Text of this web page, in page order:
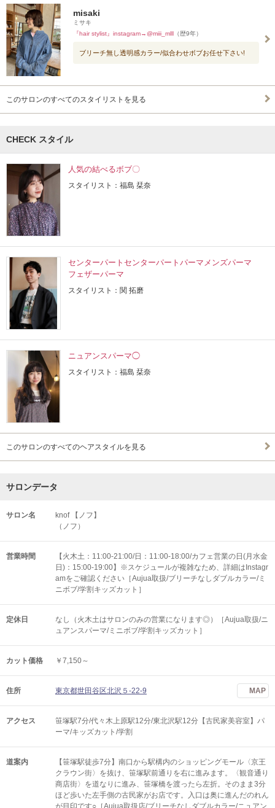
misaki
ミサキ
『hair stylist』instagram→@miii_mlll
（歴9年）
ブリーチ無し透明感カラー/似合わせボブお任せ下さい!
このサロンのすべてのスタイリストを見る
CHECK スタイル
人気の結べるボブ〇
スタイリスト：福島 栞奈
センターパートセンターパートパーマメンズパーマ
フェザーパーマ
スタイリスト：関 拓磨
ニュアンスパーマ◯
スタイリスト：福島 栞奈
このサロンのすべてのヘアスタイルを見る
サロンデータ
サロン名
knof 【ノフ】
（ノフ）
営業時間
【火木土：11:00-21:00/日：11:00-18:00/カフェ営業の日(月水金
日)：15:00-19:00】※スケジュールが複雑なため、詳細はInstagr
amをご確認ください［Aujua取扱/ブリーチなしダブルカラー/ミ
ニボブ/学割キッズカット］
定休日
なし（火木土はサロンのみの営業になります◎）［Aujua取扱/ニ
ュアンスパーマ/ミニボブ/学割キッズカット］
カット価格 ￥7,150～
住所 東京都世田谷区北沢５-22-9 MAP
アクセス
笹塚駅7分/代々木上原駅12分/東北沢駅12分【古民家美容室】パ
ーマ/キッズカット/学割
道案内
【笹塚駅徒歩7分】南口から駅構内のショッピングモール〈京王
クラウン街〉を抜け、笹塚駅前通りを右に進みます。〈観音通り
商店街〉を道なりに進み、笹塚橋を渡ったら左折。そのまま3分
ほど歩いた左手側の古民家がお店です。入口は奥に進んだのれん
が目印です○［Aujua取扱店/ブリーチなしダブルカラー/ニュアン